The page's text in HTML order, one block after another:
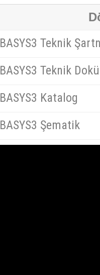
BASYS3 Teknik
BASYS3 Teknik
BASYS3 Katalog
BASYS3 Şematik